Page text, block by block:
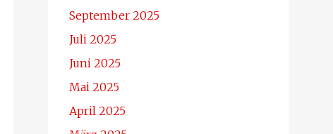
September 2025
Juli 2025
Juni 2025
Mai 2025
April 2025